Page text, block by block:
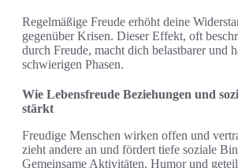
Regelmäßige Freude erhöht deine
gegenüber Krisen. Dieser Effekt, oft
durch Freude, macht dich belastbarer und
schwierigen Phasen.
Wie Lebensfreude Beziehungen und
stärkt
Freudige Menschen wirken offen und
zieht andere an und fördert tiefe soziale
Gemeinsame Aktivitäten, Humor und